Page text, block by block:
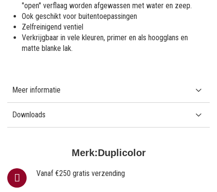
Merk:Duplicolor
Vanaf €250 gratis verzending
"open" verflaag worden afgewassen met water en zeep.
Ook geschikt voor buitentoepassingen
Zelfreinigend ventiel
Verkrijgbaar in vele kleuren, primer en als hoogglans en
matte blanke lak.
Meer informatie
Downloads